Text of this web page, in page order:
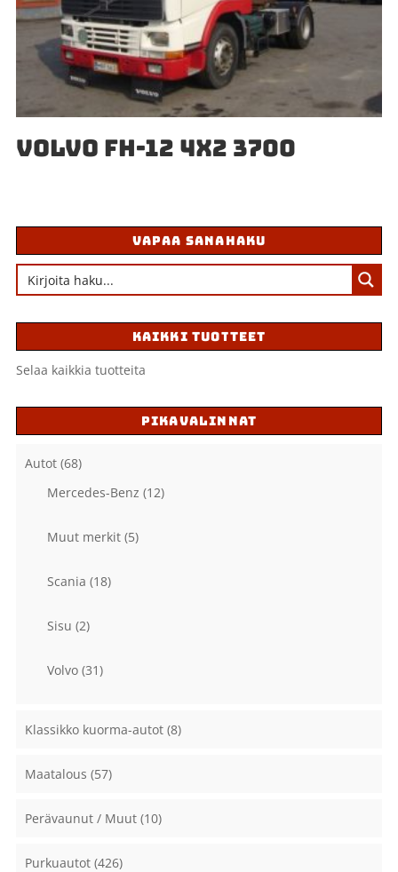
VOLVO FH-12 4X2 3700
VAPAA SANAHAKU
KAIKKI TUOTTEET
Selaa kaikkia tuotteita
PIKAVALINNAT
Autot (68)
Mercedes-Benz (12)
Muut merkit (5)
Scania (18)
Sisu (2)
Volvo (31)
Klassikko kuorma-autot (8)
Maatalous (57)
Perävaunut / Muut (10)
Purkuautot (426)